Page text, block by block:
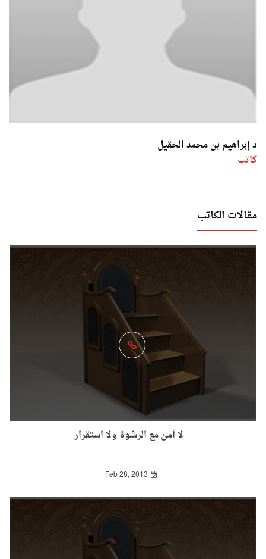
د إبراهيم بن محمد الحقيل
كاتب
مقالات الكاتب
لا أمن مع الرشوة ولا استقرار
Feb 28, 2013